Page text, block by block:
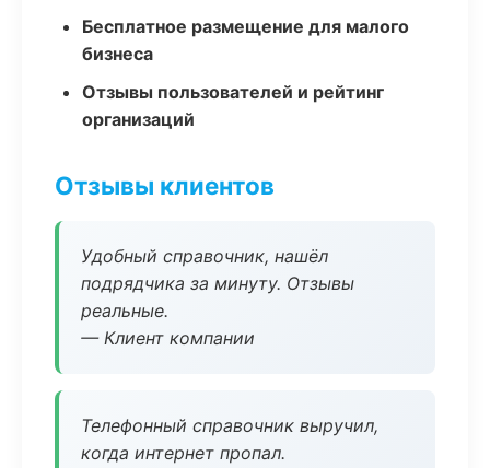
Бесплатное размещение для малого
бизнеса
Отзывы пользователей и рейтинг
организаций
Отзывы клиентов
Удобный справочник, нашёл
подрядчика за минуту. Отзывы
реальные.
— Клиент компании
Телефонный справочник выручил,
когда интернет пропал.